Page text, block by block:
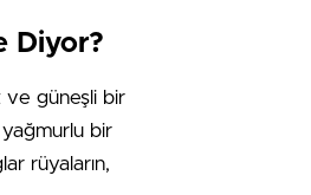
Diyor?
ve güneşli bir
yağmurlu bir
rüyaların,